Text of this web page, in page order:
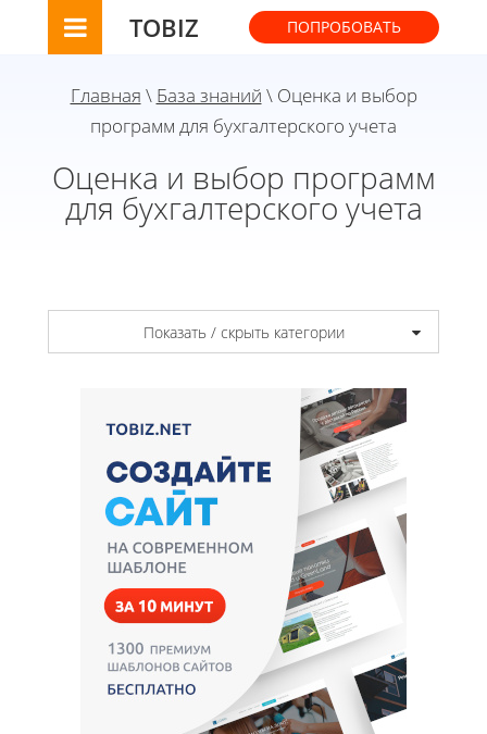
TOBIZ ПОПРОБОВАТЬ
Главная \ База знаний \ Оценка и выбор
программ для бухгалтерского учета
Оценка и выбор программ
для бухгалтерского учета
Показать / скрыть категории